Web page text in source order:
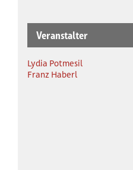
Veranstalter
Lydia Potmesil
Franz Haberl